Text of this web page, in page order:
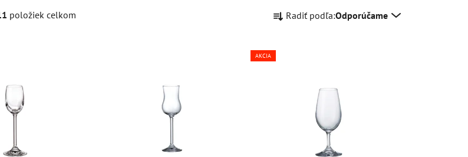
položiek celkom
a
e
n
Radiť podľa:Odporúčame
AKCIA